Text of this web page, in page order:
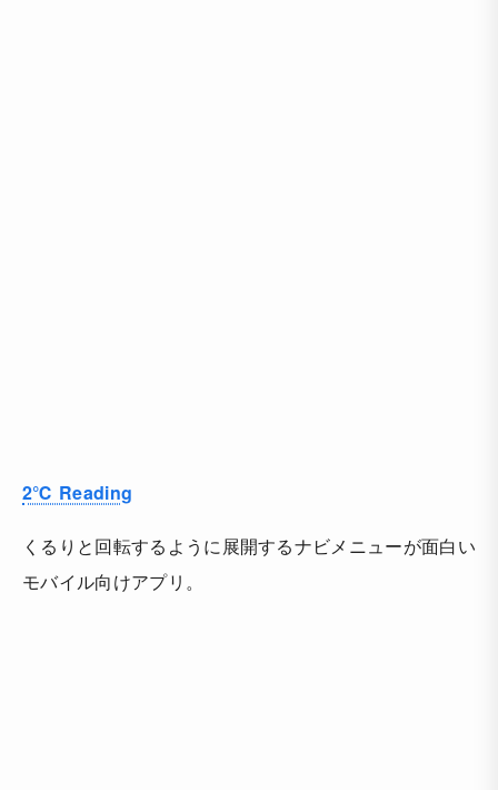
2℃ Reading
くるりと回転するように展開するナビメニューが面白い
モバイル向けアプリ。